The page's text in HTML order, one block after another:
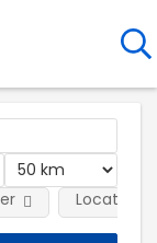
Location